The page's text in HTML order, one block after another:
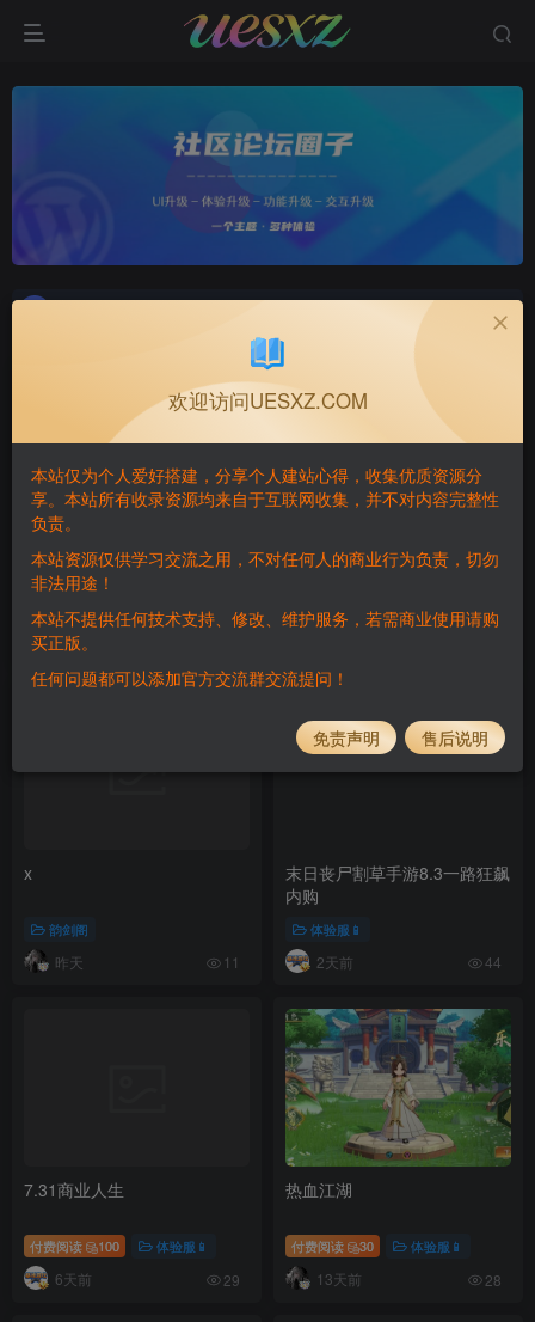
UESXZ社区客户端-点击下载
UESXZ社区客户端-点击下载
转站通知
韵剑阁
9天前
置顶
百度云盘/123云盘/夸克网盘
韵剑阁
x
韵剑阁
昨天 11
末日丧尸割草手游8.3一路狂飙
内购
体验服📱
2天前 44
7.31商业人生
付费阅读 100 体验服📱
6天前 29
热血江湖
付费阅读 30 体验服📱
13天前 28
欢迎访问UESXZ.COM
本站仅为个人爱好搭建，分享个人建站心得，收集优质资源分
享。本站所有收录资源均来自于互联网收集，并不对内容完整性
负责。
本站资源仅供学习交流之用，不对任何人的商业行为负责，切勿
非法用途！
本站不提供任何技术支持、修改、维护服务，若需商业使用请购
买正版。
任何问题都可以添加官方交流群交流提问！
免责声明 售后说明